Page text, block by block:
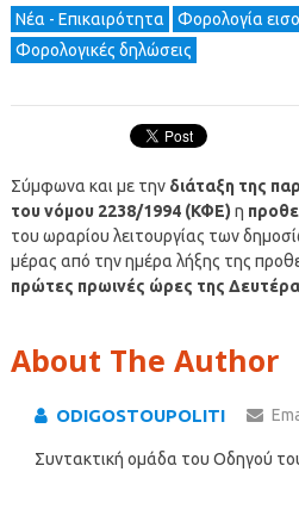
Νέα - Επικαιρότητα
Φορολογία
Φορολογικές δηλώσεις
Σύμφωνα και με τηνδιάταξη της
του νόμου 2238/1994 (ΚΦΕ) η
του ωραρίου λειτουργίας των
μέρας από την ημέρα λήξης της
πρώτες πρωινές ώρες της
About The Author
ODIGOSTOUPOLITI
Συντακτική ομάδα του Οδηγού